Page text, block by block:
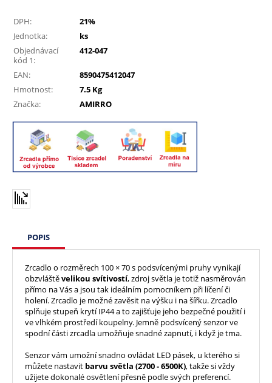
DPH:
21%
Jednotka:
ks
Objednávací
kód 1:
412-047
EAN:
8590475412047
Hmotnost:
7.5 Kg
Značka:
AMIRRO
POPIS
Zrcadlo o rozměrech 100 × 70 s podsvícenými pruhy vynikají
obzvláštěvelikou svítivostí, zdroj světla je totiž nasměrován
přímo na Vás a jsou tak ideálním pomocníkem při líčení či
holení. Zrcadlo je možné zavěsit na výšku i na šířku. Zrcadlo
splňuje stupeň krytí IP44 a to zajišťuje jeho bezpečné použití i
ve vlhkém prostředí koupelny. Jemně podsvícený senzor ve
spodní části zrcadla umožňuje snadné zapnutí, i když je tma.
Senzor vám umožní snadno ovládat LED pásek, u kterého si
můžete nastavit barvu světla (2700 - 6500K), takže si vždy
užijete dokonalé osvětlení přesně podle svých preferencí.